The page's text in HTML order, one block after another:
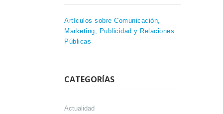
Artículos sobre Comunicación,
Marketing, Publicidad y Relaciones
Públicas
CATEGORÍAS
Actualidad